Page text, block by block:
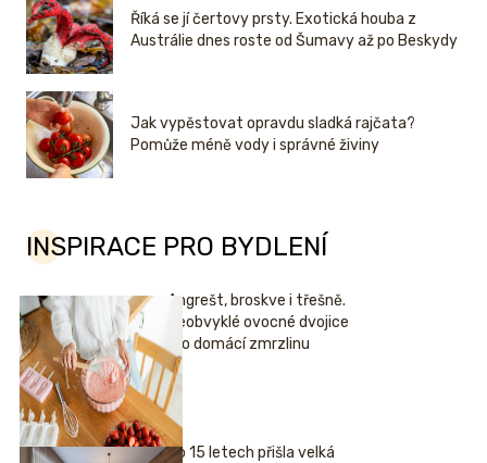
Říká se jí čertovy prsty. Exotická houba z
Austrálie dnes roste od Šumavy až po Beskydy
Jak vypěstovat opravdu sladká rajčata?
Pomůže méně vody i správné živiny
INSPIRACE PRO BYDLENÍ
Angrešt, broskve i třešně.
Neobvyklé ovocné dvojice
pro domácí zmrzlinu
Po 15 letech přišla velká